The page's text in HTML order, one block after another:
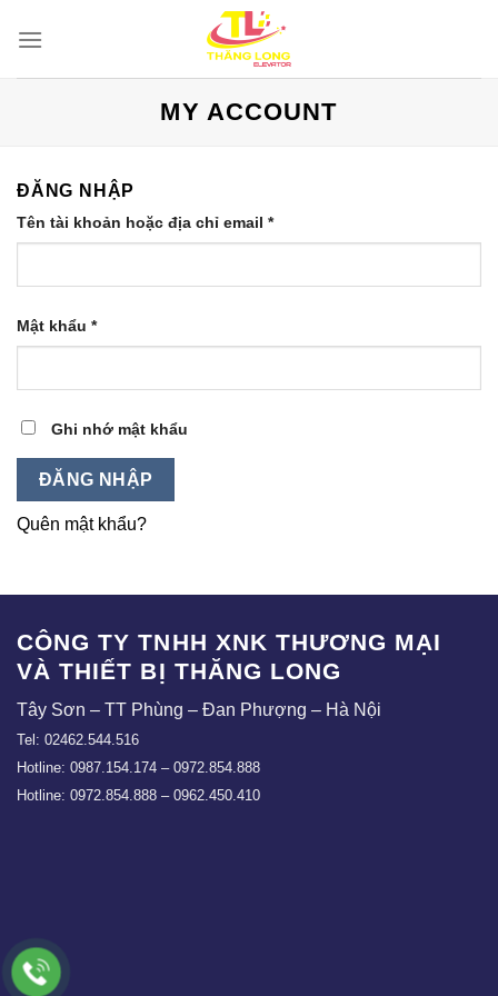
qua
MY ACCOUNT
ĐĂNG NHẬP
Tên tài khoản hoặc địa chỉ email *Bắt
buộc
Mật khẩu *Bắt
buộc
Ghi nhớ mật khẩu
ĐĂNG NHẬP
Quên mật khẩu?
CÔNG TY TNHH XNK THƯƠNG MẠI
VÀ THIẾT BỊ THĂNG LONG
Tây Sơn – TT Phùng – Đan Phượng – Hà Nội
Tel: 02462.544.516
Hotline: 0987.154.174 – 0972.854.888
Hotline: 0972.854.888 – 0962.450.410